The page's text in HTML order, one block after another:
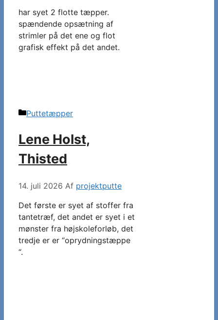
har syet 2 flotte tæpper.
spændende opsætning af
strimler på det ene og flot
grafisk effekt på det andet.
Kategorier
Puttetæpper
Lene Holst,
Thisted
14. juli 2026 Af projektputte
Det første er syet af stoffer fra
tantetræf, det andet er syet i et
mønster fra højskoleforløb, det
tredje er er “oprydningstæppe
“.